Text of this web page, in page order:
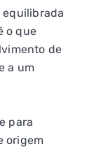
equilibrada
o que
de
a um
para
origem